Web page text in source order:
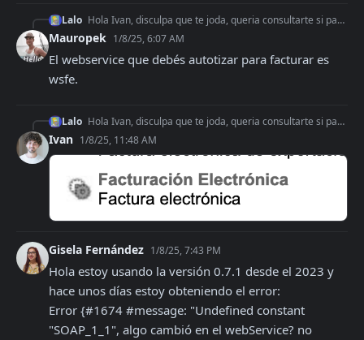
Lalo Hola Ivan, disculpa que te joda, queria consultarte si para pasar a produccion y que me deleguen un web service, el web service que deberia delegarme el usuario
Mauropek 1/8/25, 6:07 AM
El webservice que debés autotizar para facturar es
wsfe.
Lalo Hola Ivan, disculpa que te joda, queria consultarte si para pasar a produccion y que me deleguen un web service, el web service que deberia delegarme el usuario
Ivan 1/8/25, 11:48 AM
Gisela Fernández 1/8/25, 7:43 PM
Hola estoy usando la versión 0.7.1 desde el 2023 y
hace unos días estoy obteniendo el error:
Error {#1674 #message: "Undefined constant
"SOAP_1_1", algo cambió en el webService? no